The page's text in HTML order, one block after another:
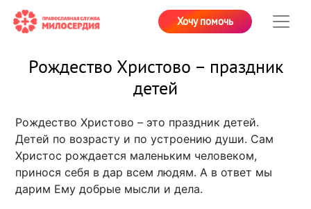
Хочу помочь
Рождество Христово – праздник
детей
Рождество Христово – это праздник детей.
Детей по возрасту и по устроению души. Сам
Христос рождается маленьким человеком,
принося себя в дар всем людям. А в ответ мы
дарим Ему добрые мысли и дела.